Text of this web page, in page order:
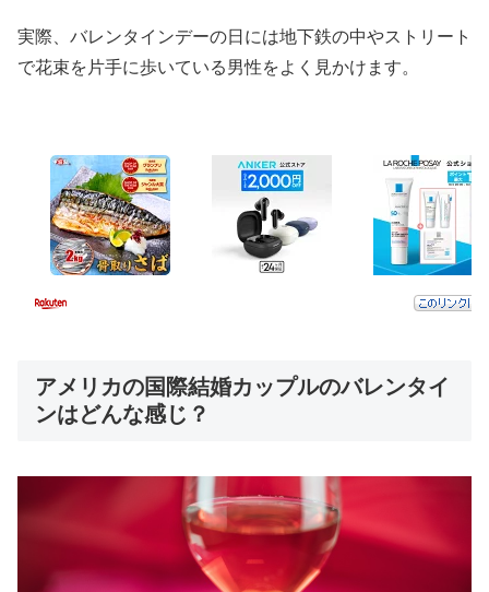
実際、バレンタインデーの日には地下鉄の中やストリート
で花束を片手に歩いている男性をよく見かけます。
アメリカの国際結婚カップルのバレンタイ
ンはどんな感じ？